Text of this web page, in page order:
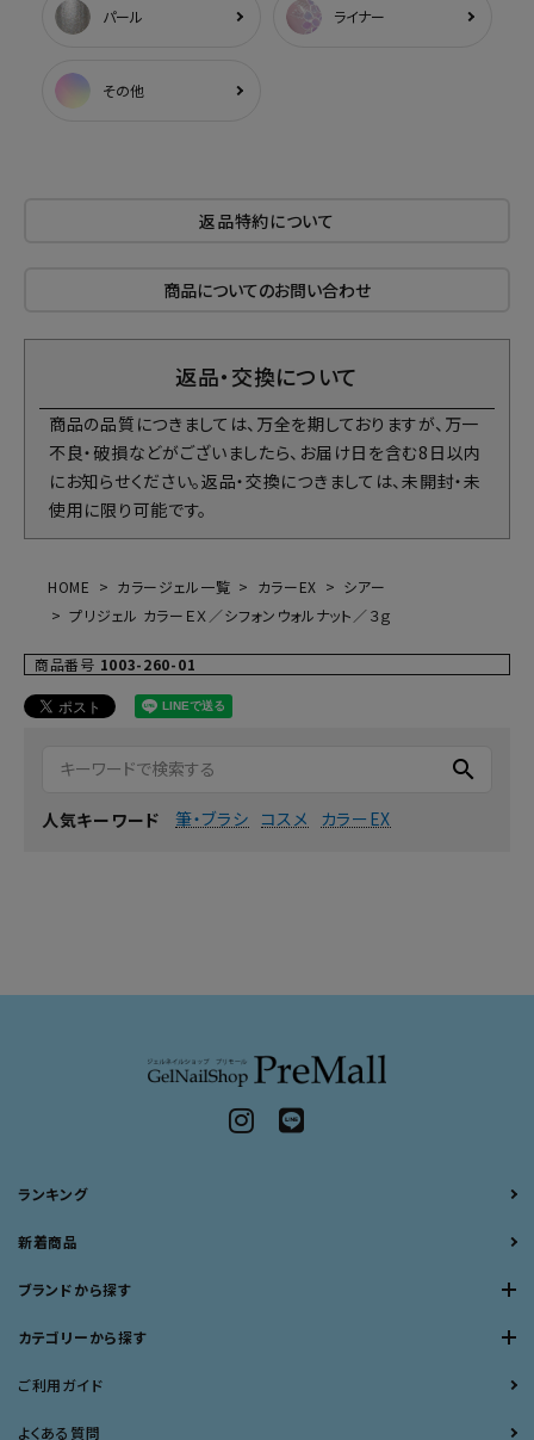
パール ライナー
その他
返品特約について
商品についてのお問い合わせ
返品・交換について
商品の品質につきましては、万全を期しておりますが、万一
不良・破損などがございましたら、お届け日を含む8日以内
にお知らせください。返品・交換につきましては、未開封・未
使用に限り可能です。
HOME カラージェル一覧 カラーEX
シアー
プリジェル カラーＥＸ／シフォンウォルナット／３ｇ
商品番号 1003-260-01
search
人気キーワード 筆・ブラシ コスメ カラーEX
ランキング
新着商品
ブランドから探す
カテゴリーから探す
ご利用ガイド
よくある質問